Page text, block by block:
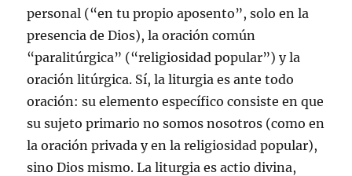
personal (“en tu propio aposento”, solo en la
presencia de Dios), la oración común
“paralitúrgica” (“religiosidad popular”) y la
oración litúrgica. Sí, la liturgia es ante todo
oración: su elemento específico consiste en que
su sujeto primario no somos nosotros (como en
la oración privada y en la religiosidad popular),
sino Dios mismo. La liturgia es actio divina,